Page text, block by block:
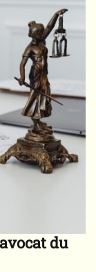
du